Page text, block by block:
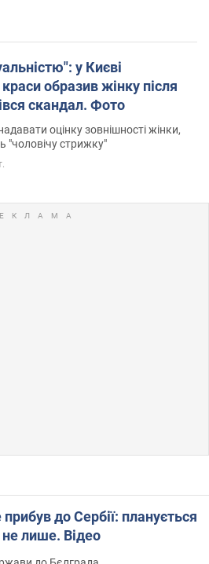
у Києві
образив жінку після
скандал. Фото
оцінку зовнішності жінки,
"чоловічу стрижку"
до Сербії: планується
не лише. Відео